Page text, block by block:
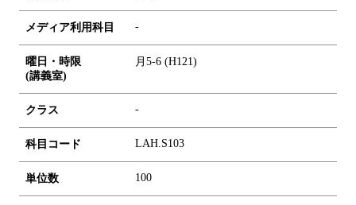
メディア利用科目 -
曜日・時限
(講義室)
月5-6 (H121)
クラス -
科目コード LAH.S103
単位数 100